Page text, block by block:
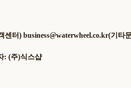
터) business@waterwheel.co.kr(기타
: (주)식스샵